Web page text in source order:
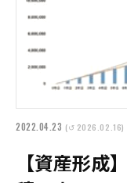
2022.04.23 (↺ 2026.02.16)
【資産形成